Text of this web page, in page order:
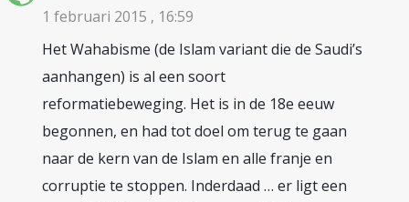
1 februari 2015 , 16:59
Het Wahabisme (de Islam variant die de Saudi’s
aanhangen) is al een soort
reformatiebeweging. Het is in de 18e eeuw
begonnen, en had tot doel om terug te gaan
naar de kern van de Islam en alle franje en
corruptie te stoppen. Inderdaad … er ligt een